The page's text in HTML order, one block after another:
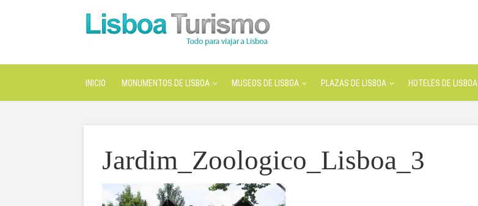
INICIO MONUMENTOS DE LISBOA MUSEOS DE LISBOA PLAZAS DE LISBOA HOTELES DE LISBOA
Jardim_Zoologico_Lisboa_3